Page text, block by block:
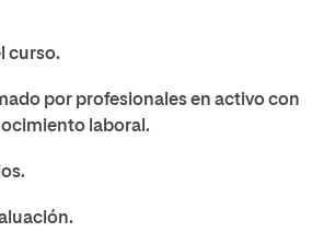
curso.
por profesionales en activo con
laboral.